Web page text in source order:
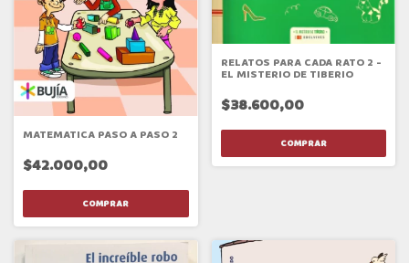
MATEMATICA PASO A PASO 2
$42.000,00
RELATOS PARA CADA RATO 2 -
EL MISTERIO DE TIBERIO
$38.600,00